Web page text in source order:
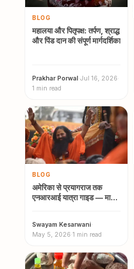
BLOG
महालया और पितृपक्ष: तर्पण, श्राद्ध
और पिंड दान की संपूर्ण मार्गदर्शिका
Prakhar Porwal·Jul 16, 2026·
1 min read
BLOG
अमेरिका से प्रयागराज तक
एनआरआई यात्रा गाइड — माघ
Swayam Kesarwani·
May 5, 2026·1 min read